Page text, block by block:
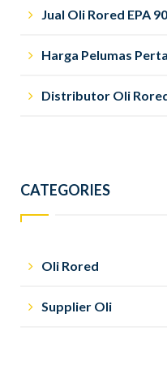
Jual Oli Rored EPA 90
Harga Pelumas
Distributor Oli
CATEGORIES
Oli Rored
Supplier Oli